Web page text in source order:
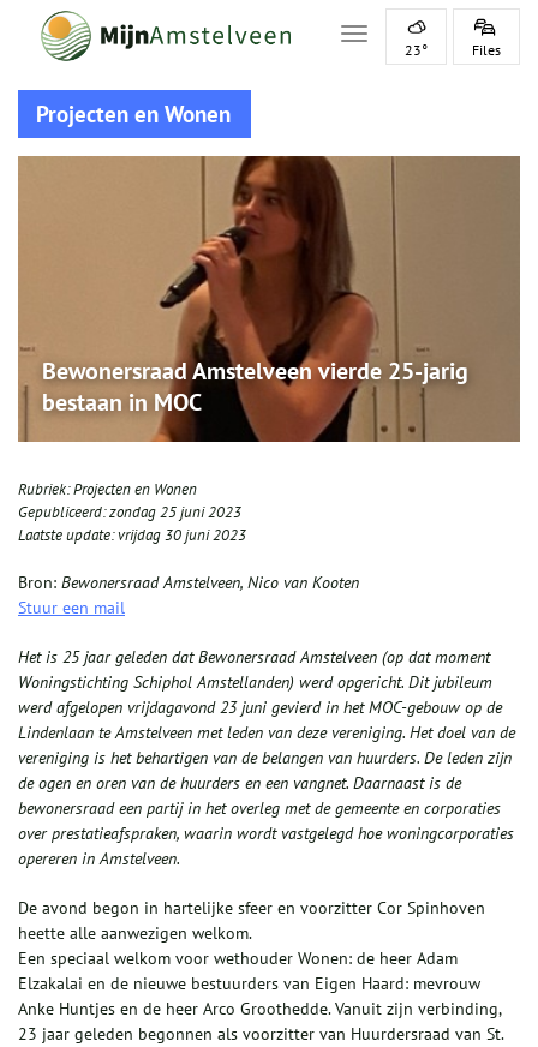
Toggle navigation
23° Files
Projecten en Wonen
Bewonersraad Amstelveen vierde 25-jarig
bestaan in MOC
Rubriek:Projecten en Wonen
Gepubliceerd:zondag 25 juni 2023
Laatste update:vrijdag 30 juni 2023
Bron: Bewonersraad Amstelveen, Nico van Kooten
Stuur een mail
Het is 25 jaar geleden dat Bewonersraad Amstelveen (op dat moment
Woningstichting Schiphol Amstellanden) werd opgericht. Dit jubileum
werd afgelopen vrijdagavond 23 juni gevierd in het MOC-gebouw op de
Lindenlaan te Amstelveen met leden van deze vereniging. Het doel van de
vereniging is het behartigen van de belangen van huurders. De leden zijn
de ogen en oren van de huurders en een vangnet. Daarnaast is de
bewonersraad een partij in het overleg met de gemeente en corporaties
over prestatieafspraken, waarin wordt vastgelegd hoe woningcorporaties
opereren in Amstelveen.
De avond begon in hartelijke sfeer en voorzitter Cor Spinhoven
heette alle aanwezigen welkom.
Een speciaal welkom voor wethouder Wonen: de heer Adam
Elzakalai en de nieuwe bestuurders van Eigen Haard: mevrouw
Anke Huntjes en de heer Arco Groothedde. Vanuit zijn verbinding,
23 jaar geleden begonnen als voorzitter van Huurdersraad van St.